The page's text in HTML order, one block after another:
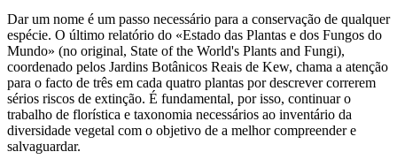
Dar um nome é um passo necessário para a conservação de qualquer
espécie. O último relatório do «Estado das Plantas e dos Fungos do
Mundo» (no original, State of the World's Plants and Fungi),
coordenado pelos Jardins Botânicos Reais de Kew, chama a atenção
para o facto de três em cada quatro plantas por descrever correrem
sérios riscos de extinção. É fundamental, por isso, continuar o
trabalho de florística e taxonomia necessários ao inventário da
diversidade vegetal com o objetivo de a melhor compreender e
salvaguardar.